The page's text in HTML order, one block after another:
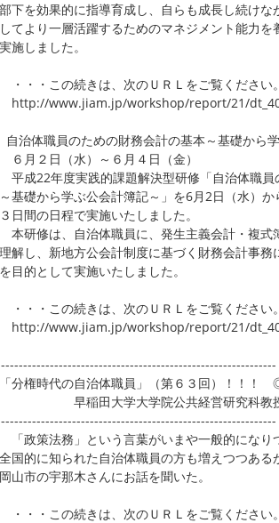
を効果的に指導育成し、自らも成長し続けな
より一層活躍するためのマネジメント能力を
しました。
・この続きは、次のＵＲＬをご覧ください。
www.jiam.jp/workshop/report/21/
治体職員のための財務会計の基本～基礎から
２日（水）～６月４日（金）
22年度実践的課題解決型研修「自治体職員
礎から学ぶ公会計簿記～」を6月2日（水）か
間の日程で実施いたしました。
修は、自治体職員に、発生主義会計・複式
し、新地方公会計制度に基づく財務会計事務
的として実施いたしました。
・この続きは、次のＵＲＬをご覧ください。
www.jiam.jp/workshop/report/21/
権時代の自治体職員」（第６３回）！！！
田大学大学院公共経営研究科教
策法務」という言葉がいまや一般的になり
的に知られた自治体職員の方も増えつつある
市の宇那木さんにお話を聞いた。
・この続きは、次のＵＲＬをご覧ください。